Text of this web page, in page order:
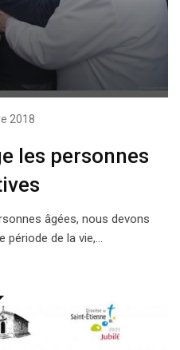
2018
les personnes
âgées, nous devons
période de la vie,…